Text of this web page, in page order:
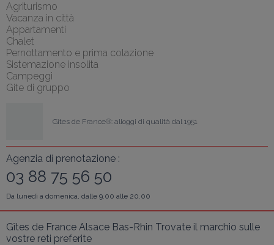
Agriturismo
Vacanza in città
Appartamenti
Chalet
Pernottamento e prima colazione
Sistemazione insolita
Campeggi
Gite di gruppo
Gîtes de France®: alloggi di qualità dal 1951
Agenzia di prenotazione :
03 88 75 56 50
Da lunedì a domenica, dalle 9.00 alle 20.00
Gîtes de France Alsace Bas-Rhin Trovate il marchio sulle
vostre reti preferite